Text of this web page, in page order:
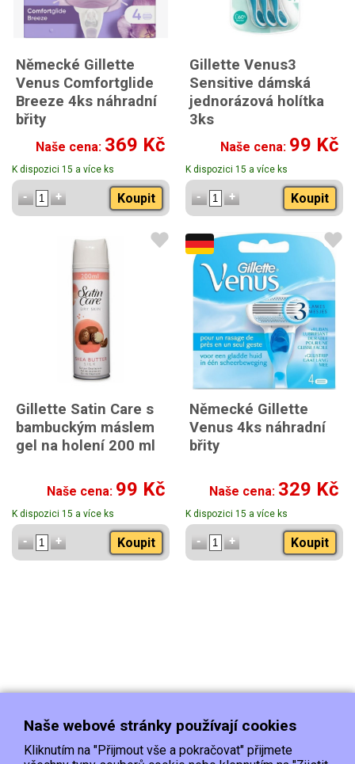
Německé Gillette
Venus Comfortglide
Breeze 4ks náhradní
břity
Naše cena: 369 Kč
K dispozici 15 a více ks
Koupit
Gillette Venus3
Sensitive dámská
jednorázová holítka
3ks
Naše cena: 99 Kč
K dispozici 15 a více ks
Koupit
Gillette Satin Care s
bambuckým máslem
gel na holení 200 ml
Naše cena: 99 Kč
K dispozici 15 a více ks
Koupit
Německé Gillette
Venus 4ks náhradní
břity
Naše cena: 329 Kč
K dispozici 15 a více ks
Koupit
Naše webové stránky používají cookies
Kliknutím na "Přijmout vše a pokračovat" přijmete